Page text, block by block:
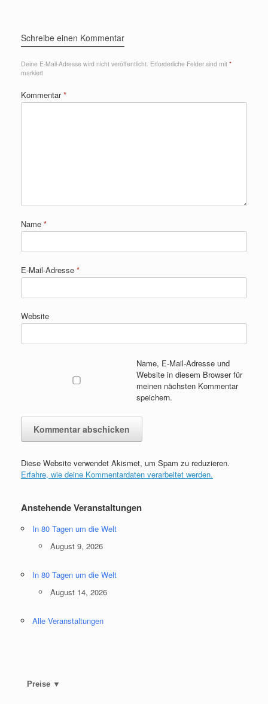
Schreibe einen Kommentar
Deine E-Mail-Adresse wird nicht veröffentlicht. Erforderliche Felder sind mit *
markiert
Kommentar*
Name *
E-Mail-Adresse *
Website
Name, E-Mail-Adresse und
Website in diesem Browser für
meinen nächsten Kommentar
speichern.
Diese Website verwendet Akismet, um Spam zu reduzieren.
Erfahre, wie deine Kommentardaten verarbeitet werden.
Anstehende Veranstaltungen
In 80 Tagen um die Welt
August 9, 2026
In 80 Tagen um die Welt
August 14, 2026
Alle Veranstaltungen
Preise ▼